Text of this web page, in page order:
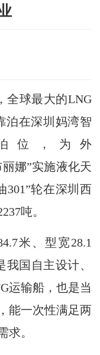
球最大的LNG
泊在深圳妈湾智
位，为外
娜”实施液化天
301”轮在深圳西
吨。
米、型宽28.1
国自主设计、
运输船，也是当
能一次性满足两
求。